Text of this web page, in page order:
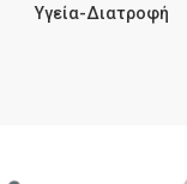
Υγεία-Διατροφή